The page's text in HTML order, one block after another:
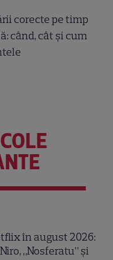
corecte pe timp
când, cât şi cum
în august 2026:
„Nosferatu” și